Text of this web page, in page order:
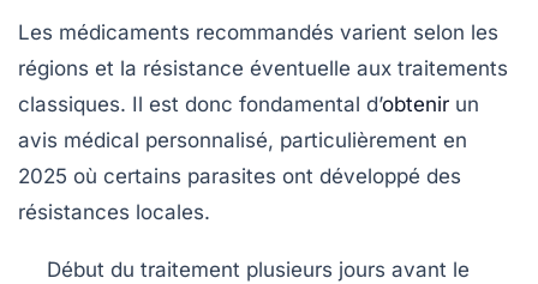
Les médicaments recommandés varient selon les
régions et la résistance éventuelle aux traitements
classiques. Il est donc fondamental d’obtenir un
avis médical personnalisé, particulièrement en
2025 où certains parasites ont développé des
résistances locales.
Début du traitement plusieurs jours avant le